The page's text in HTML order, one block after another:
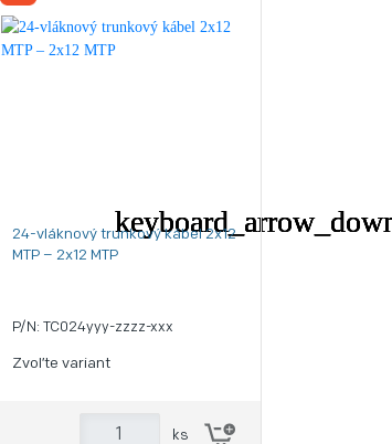
24-vláknový trunkový kábel 2x12
MTP – 2x12 MTP
P/N: TC024yyy-zzzz-xxx
Zvoľte variant
ks